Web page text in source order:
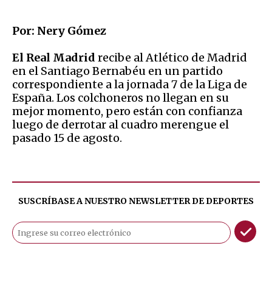
Por: Nery Gómez
El Real Madrid recibe al Atlético de Madrid
en el Santiago Bernabéu en un partido
correspondiente a la jornada 7 de la Liga de
España. Los colchoneros no llegan en su
mejor momento, pero están con confianza
luego de derrotar al cuadro merengue el
pasado 15 de agosto.
SUSCRÍBASE A NUESTRO NEWSLETTER DEDEPORTES